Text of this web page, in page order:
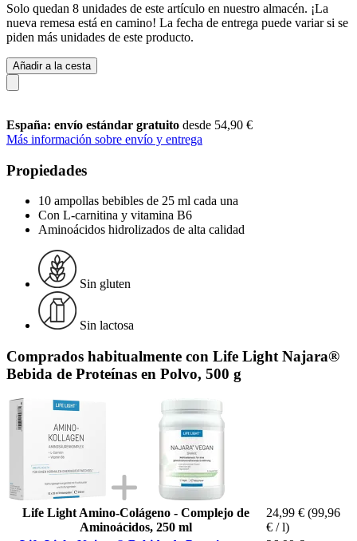
Solo quedan 8 unidades de este artículo en nuestro almacén. ¡La
nueva remesa está en camino! La fecha de entrega puede variar si se
piden más unidades de este producto.
Añadir a la cesta
España: envío estándar gratuito desde 54,90 €
Más información sobre envío y entrega
Propiedades
10 ampollas bebibles de 25 ml cada una
Con L-carnitina y vitamina B6
Aminoácidos hidrolizados de alta calidad
Sin gluten
Sin lactosa
Comprados habitualmente con Life Light Najara®
Bebida de Proteínas en Polvo, 500 g
Life Light Amino-Colágeno - Complejo de
Aminoácidos, 250 ml
24,99 € (99,96
€ / l)